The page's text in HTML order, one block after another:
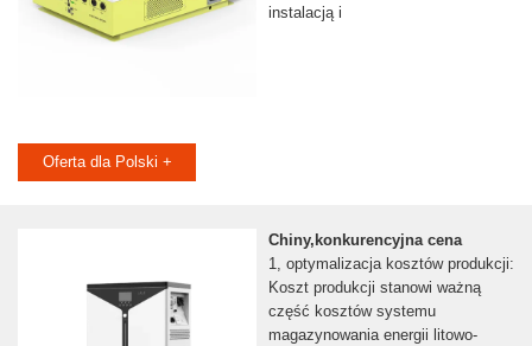
instalacją i
Oferta dla Polski +
Chiny,konkurencyjna cena
1, optymalizacja kosztów produkcji:
Koszt produkcji stanowi ważną
część kosztów systemu
magazynowania energii litowo-